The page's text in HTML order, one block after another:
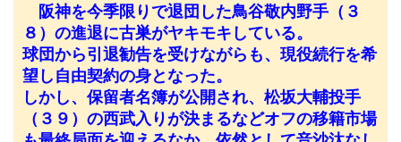
阪神を今季限りで退団した鳥谷敬内野手（３
８）の進退に古巣がヤキモキしている。
球団から引退勧告を受けながらも、現役続行を希
望し自由契約の身となった。
しかし、保留者名簿が公開され、松坂大輔投手
（３９）の西武入りが決まるなどオフの移籍市場